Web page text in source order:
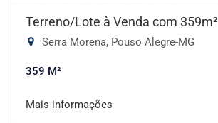
Terreno/Lote à Venda com 359m²
Serra Morena, Pouso Alegre-MG
359 M²
Mais informações